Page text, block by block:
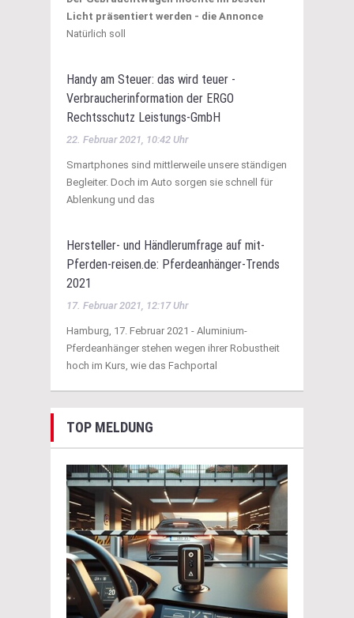
Licht präsentiert werden - die Annonce
Natürlich soll
Handy am Steuer: das wird teuer -
Verbraucherinformation der ERGO
Rechtsschutz Leistungs-GmbH
22. Februar 2021, 10:42 Uhr
Smartphones sind mittlerweile unsere ständigen
Begleiter. Doch im Auto sorgen sie schnell für
Ablenkung und das
Hersteller- und Händlerumfrage auf mit-
Pferden-reisen.de: Pferdeanhänger-Trends
2021
17. Februar 2021, 12:17 Uhr
Hamburg, 17. Februar 2021 - Aluminium-
Pferdeanhänger stehen wegen ihrer Robustheit
hoch im Kurs, wie das Fachportal
TOP MELDUNG